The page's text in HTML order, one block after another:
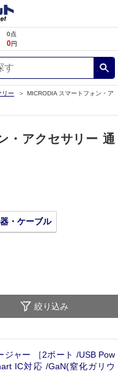
0点
0円
リー
MICRODIA スマートフォン・ア
・アクセサリー 通
・ケーブル
絞り込み
ジャー ［2ポート /USB Pow
IC対応 /GaN(窒化ガリウ